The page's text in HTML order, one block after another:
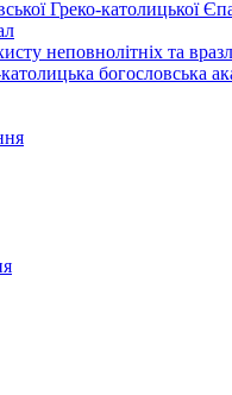
Греко-католицької
неповнолітніх та
богословська